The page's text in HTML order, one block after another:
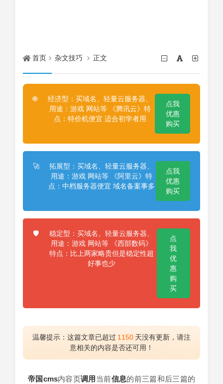
首页 杂文技巧 正文
🌐
经济型：买域名、轻量云服务器、
用途：游戏 网站等 《腾讯云》特
点：特价机便宜 适合初学者用
点我
优惠
购买
🚀
拓展型：买域名、轻量云服务器、
用途：游戏 网站等 《阿里云》特
点：中档服务器便宜 域名备案事多
点我
优惠
购买
🛡️
稳定型：买域名、轻量云服务器、
用途：游戏 网站等 《西部数码》
特点：比上两家略贵但是稳定性超
好事也少
点
我
优
惠
购
买
温馨提示：这篇文章已超过 1150 天没有更新，请注
意相关的内容是否还可用！
帝国cms内容页调用 当前信息的前三篇和后三篇的